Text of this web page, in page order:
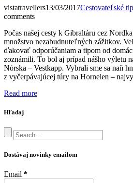
vistatravellers13/03/2017Cestovateľské
comments
Počas našej cesty k Gibraltáru cez
množstvo nezabudnuteľných zážitkov.
ďakovať odporúčaniam a tipom od
zoznámili. To bol aj prípad nášho výletu
Nórska – Vestkapp. Vybrali sme sa naň
z vyčerpávajúcej túry na Hornelen –
Read more
Hľadaj
Dostávaj novinky emailom
Email *